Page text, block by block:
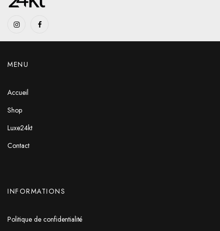
MENU
Accueil
Shop
Luxe24kt
Contact
INFORMATIONS
Politique de confidentialité